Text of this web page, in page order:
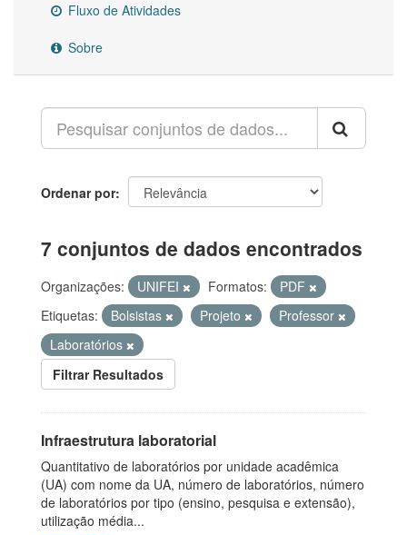
Fluxo de Atividades
Sobre
Ordenar por
7 conjuntos de dados encontrados
Organizações: UNIFEI Formatos:
PDF
Etiquetas:
Bolsistas Projeto
Professor
Laboratórios
Filtrar Resultados
Infraestrutura laboratorial
Quantitativo de laboratórios por unidade acadêmica
(UA) com nome da UA, número de laboratórios, número
de laboratórios por tipo (ensino, pesquisa e extensão),
utilização média...